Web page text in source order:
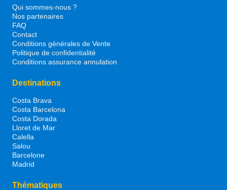
Qui sommes-nous ?
Nos partenaires
FAQ
Contact
Conditions générales de Vente
Politique de confidentialité
Conditions assurance annulation
Destinations
Costa Brava
Costa Barcelona
Costa Dorada
Lloret de Mar
Calella
Salou
Barcelone
Madrid
Thématiques